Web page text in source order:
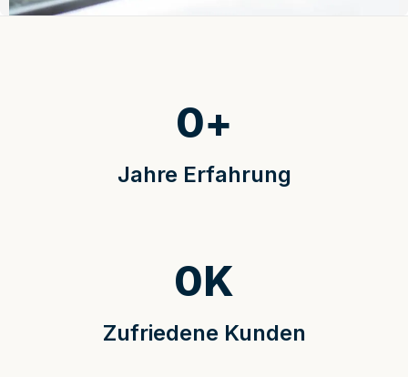
Jahre Erfahrung
0+
Zufriedene Kunden
0K